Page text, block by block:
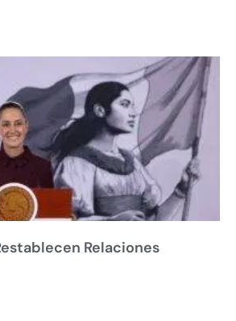
Relaciones